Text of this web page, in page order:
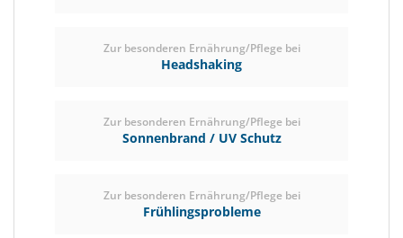
Zur besonderen Ernährung/Pflege bei
Headshaking
Zur besonderen Ernährung/Pflege bei
Sonnenbrand / UV Schutz
Zur besonderen Ernährung/Pflege bei
Frühlingsprobleme